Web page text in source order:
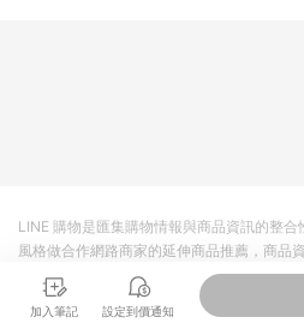
加入筆記 設定到價通知
LINE 購物是匯集購物情報與商品資訊的整
風格做合作網路商家的延伸商品推薦，商品
商品至各合作網路商家，確認現售價與購物
準。